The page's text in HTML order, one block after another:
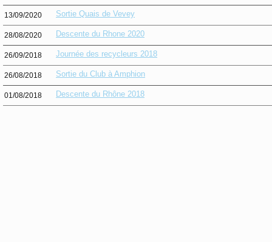
13/09/2020 Sortie Quais de Vevey
28/08/2020 Descente du Rhone 2020
26/09/2018 Journée des recycleurs 2018
26/08/2018 Sortie du Club à Amphion
01/08/2018 Descente du Rhône 2018